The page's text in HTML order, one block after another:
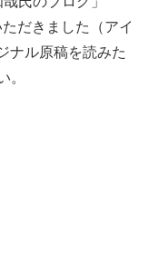
だきました（アイ
ナル原稿を読みた
。